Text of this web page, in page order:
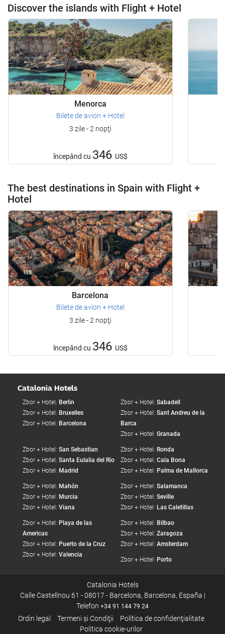
Discover the islands with Flight + Hotel
Menorca
Bilete de avion + Hotel
3 zile - 2 nopţi
începând cu 346 US$
The best destinations in Spain with Flight +
Hotel
Barcelona
Bilete de avion + Hotel
3 zile - 2 nopţi
începând cu 346 US$
Catalonia Hotels
Zbor + Hotel: Berlin
Zbor + Hotel: Bruxelles
Zbor + Hotel: Barcelona
Zbor + Hotel: Sabadell
Zbor + Hotel: Sant Andreu de la
Barca
Zbor + Hotel: Granada
Zbor + Hotel: San Sebastian
Zbor + Hotel: Santa Eulalia del Rio
Zbor + Hotel: Madrid
Zbor + Hotel: Ronda
Zbor + Hotel: Cala Bona
Zbor + Hotel: Palma de Mallorca
Zbor + Hotel: Mahón
Zbor + Hotel: Murcia
Zbor + Hotel: Viana
Zbor + Hotel: Salamanca
Zbor + Hotel: Seville
Zbor + Hotel: Las Caletillas
Zbor + Hotel: Playa de las
Americas
Zbor + Hotel: Puerto de la Cruz
Zbor + Hotel: Valencia
Zbor + Hotel: Bilbao
Zbor + Hotel: Zaragoza
Zbor + Hotel: Amsterdam
Zbor + Hotel: Porto
Catalonia Hotels
Calle Castellnou 61 - 08017 - Barcelona, Barcelona, España |
Telefon +34 91 144 79 24
Ordin legal Termeni şi Condiţii
Política de confidenţialitate
Politica cookie-urilor